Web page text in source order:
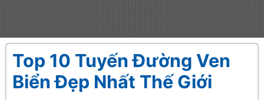
Top 10 Tuyến Đường Ven
Biển Đẹp Nhất Thế Giới